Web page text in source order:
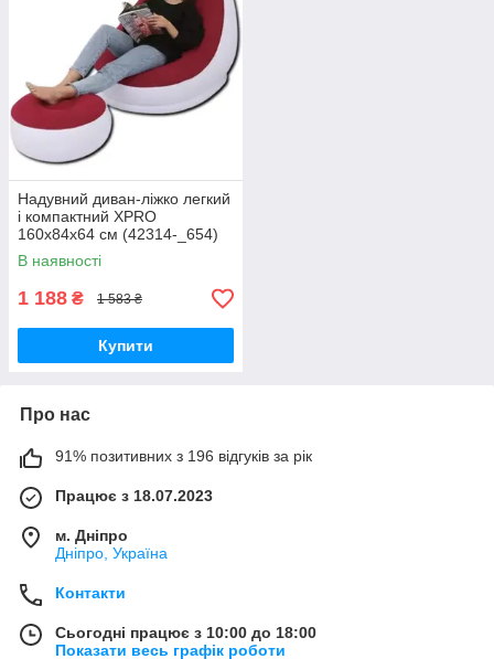
Надувний диван-ліжко легкий
і компактний XPRO
160x84x64 см (42314-_654)
В наявності
1 188 ₴ 1 583 ₴
Купити
Про нас
91% позитивних з 196 відгуків за рік
Працює з 18.07.2023
м. Дніпро
Дніпро, Україна
Контакти
Сьогодні працює з 10:00 до 18:00
Показати весь графік роботи